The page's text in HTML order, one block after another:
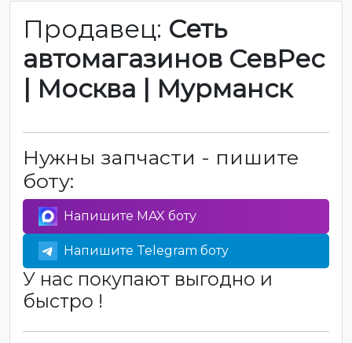
Продавец: Сеть
автомагазинов СевРес
| Москва | Мурманск
Нужны запчасти - пишите
боту:
Напишите MAX боту
Напишите Telegram боту
У нас покупают выгодно и
быстро !